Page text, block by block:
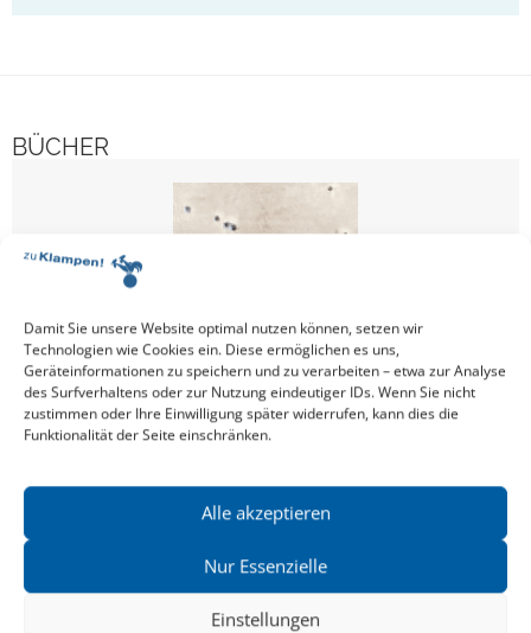
Damit Sie unsere Website optimal nutzen können, setzen wir
Technologien wie Cookies ein. Diese ermöglichen es uns,
Geräteinformationen zu speichern und zu verarbeiten – etwa zur Analyse
des Surfverhaltens oder zur Nutzung eindeutiger IDs. Wenn Sie nicht
zustimmen oder Ihre Einwilligung später widerrufen, kann dies die
Funktionalität der Seite einschränken.
Alle akzeptieren
Nur Essenzielle
Einstellungen
BÜCHER
BODO DRINGENBERG
Kein Besonderer
Das zu kurze Leben des Heinrich Börner.
Romanbiografie